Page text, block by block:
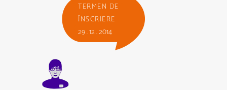
TERMEN DE
ÎNSCRIERE
29 . 12 . 2014